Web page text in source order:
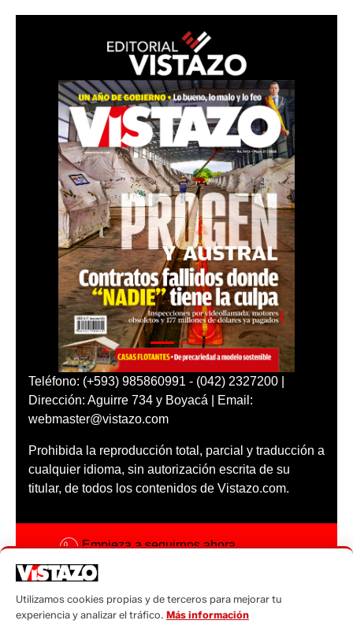
Teléfono: (+593) 985860991 - (042) 2327200 |
Dirección: Aguirre 734 y Boyacá | Email:
webmaster@vistazo.com
Prohibida la reproducción total, parcial y traducción a
cualquier idioma, sin autorización escrita de su
titular, de todos los contenidos de Vistazo.com.
Empieza a seguirnos ahora
Código ética
Utilizamos cookies propias y de terceros para mejorar tu
experiencia y analizar el tráfico. Más información